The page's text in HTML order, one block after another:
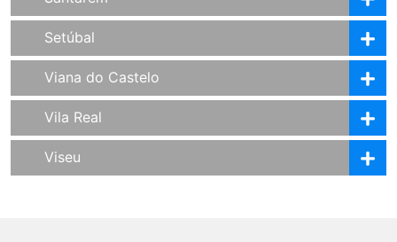
Setúbal
Viana do Castelo
Vila Real
Viseu